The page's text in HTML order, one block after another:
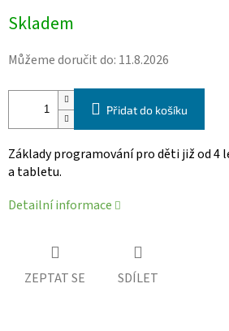
cena:
Skladem
Můžeme doručit do: 11.8.2026
Přidat do košíku
Základy programování pro děti již od 4
a tabletu.
Detailní informace
ZEPTAT SE SDÍLET